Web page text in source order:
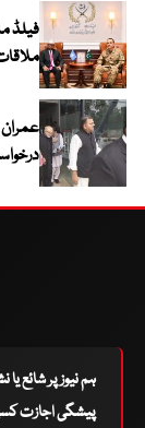
فیلڈ
ہم نیوز پر شائع
پیشگی اجازت